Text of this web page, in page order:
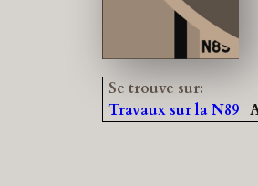
Se trouve sur:
Travaux sur la N89